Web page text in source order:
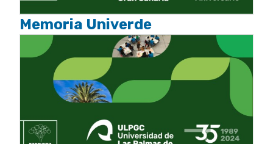
Memoria Univerde